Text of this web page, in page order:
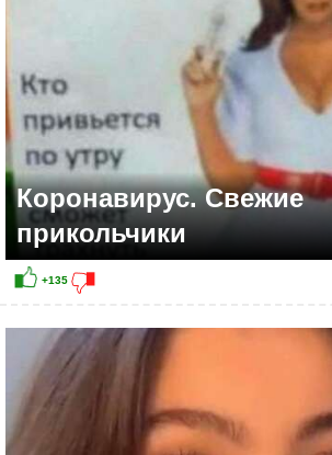
Коронавирус. Свежие
прикольчики